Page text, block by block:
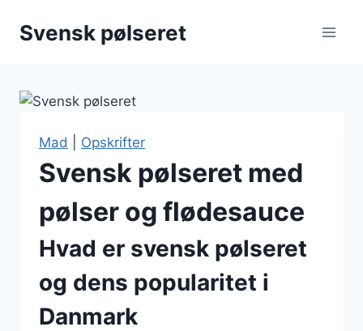
Svensk pølseret
Mad Opskrifter
Svensk pølseret med
pølser og flødesauce
Hvad er svensk pølseret
og dens popularitet i
Danmark